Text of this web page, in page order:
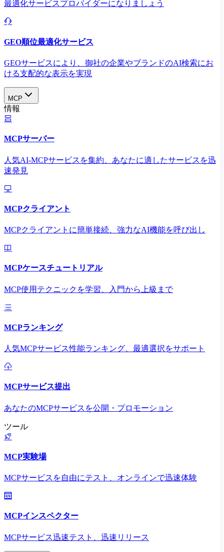
最適化サービスプロバイダーになりましょう
GEO順位最適化サービス
GEOサービスにより、御社の企業やブランドのAI検索にお
ける支配的な表示を実現​
MCP
情報
MCPサーバー
人気AI-MCPサービスを集約、あなたに適したサービスを迅
速発見
MCPクライアント
MCPクライアントに簡単接続、強力なAI機能を呼び出し
MCPケースチュートリアル
MCP使用テクニックを学習、入門から上級まで
MCPランキング
人気MCPサービス性能ランキング、最適選択をサポート
MCPサービス提出
あなたのMCPサービスを公開・プロモーション
ツール
MCP実験場
MCPサービスを自由にテスト、オンラインで迅速体験
MCPインスペクター
MCPサービス迅速テスト、迅速リリース